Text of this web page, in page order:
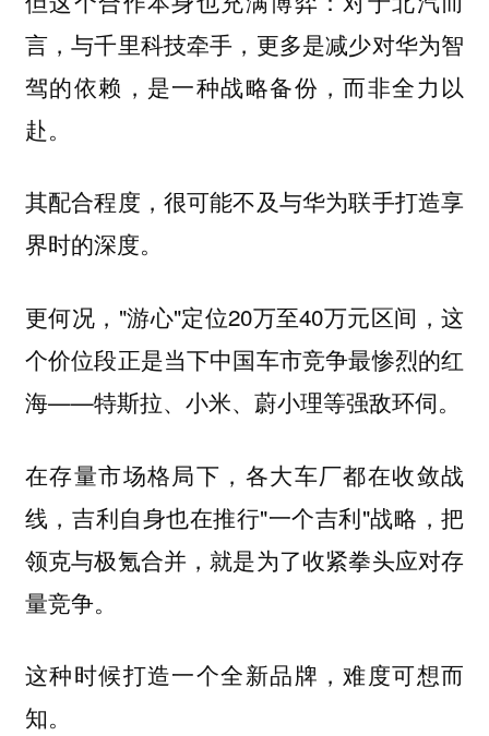
言，与千里科技牵手，更多是减少对华为智
驾的依赖，是一种战略备份，而非全力以
赴。
其配合程度，很可能不及与华为联手打造享
界时的深度。
更何况，"游心"定位20万至40万元区间，这
个价位段正是当下中国车市竞争最惨烈的红
海——特斯拉、小米、蔚小理等强敌环伺。
在存量市场格局下，各大车厂都在收敛战
线，吉利自身也在推行"一个吉利"战略，把
领克与极氪合并，就是为了收紧拳头应对存
量竞争。
这种时候打造一个全新品牌，难度可想而
知。